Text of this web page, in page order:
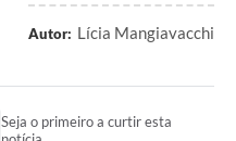
Autor: Lícia Mangiavacchi
Seja o primeiro a curtir esta